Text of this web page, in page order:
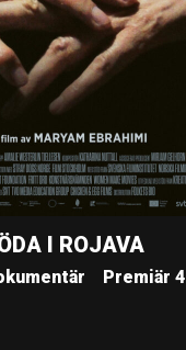
I ROJAVA
Premiär 4